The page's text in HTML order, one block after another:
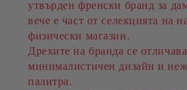
утвърден френски бранд за
вече е част от селекцията на
физически магазин.
Дрехите на бранда се
минималистичен дизайн и
палитра.